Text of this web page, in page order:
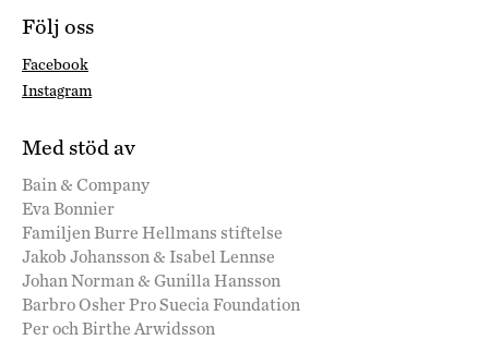
Följ oss
Facebook
Instagram
Med stöd av
Bain & Company
Eva Bonnier
Familjen Burre Hellmans stiftelse
Jakob Johansson & Isabel Lennse
Johan Norman & Gunilla Hansson
Barbro Osher Pro Suecia Foundation
Per och Birthe Arwidsson